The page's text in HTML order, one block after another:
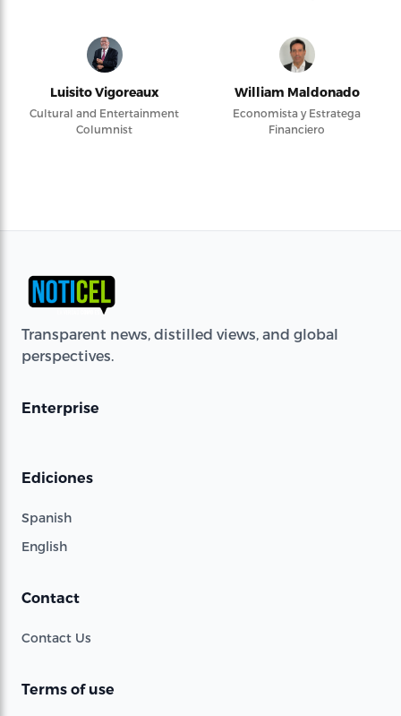
Luisito Vigoreaux
Cultural and Entertainment
Columnist
William Maldonado
Economista y Estratega
Financiero
Transparent news, distilled views, and global
perspectives.
Enterprise
Ediciones
Spanish
English
Contact
Contact Us
Terms of use